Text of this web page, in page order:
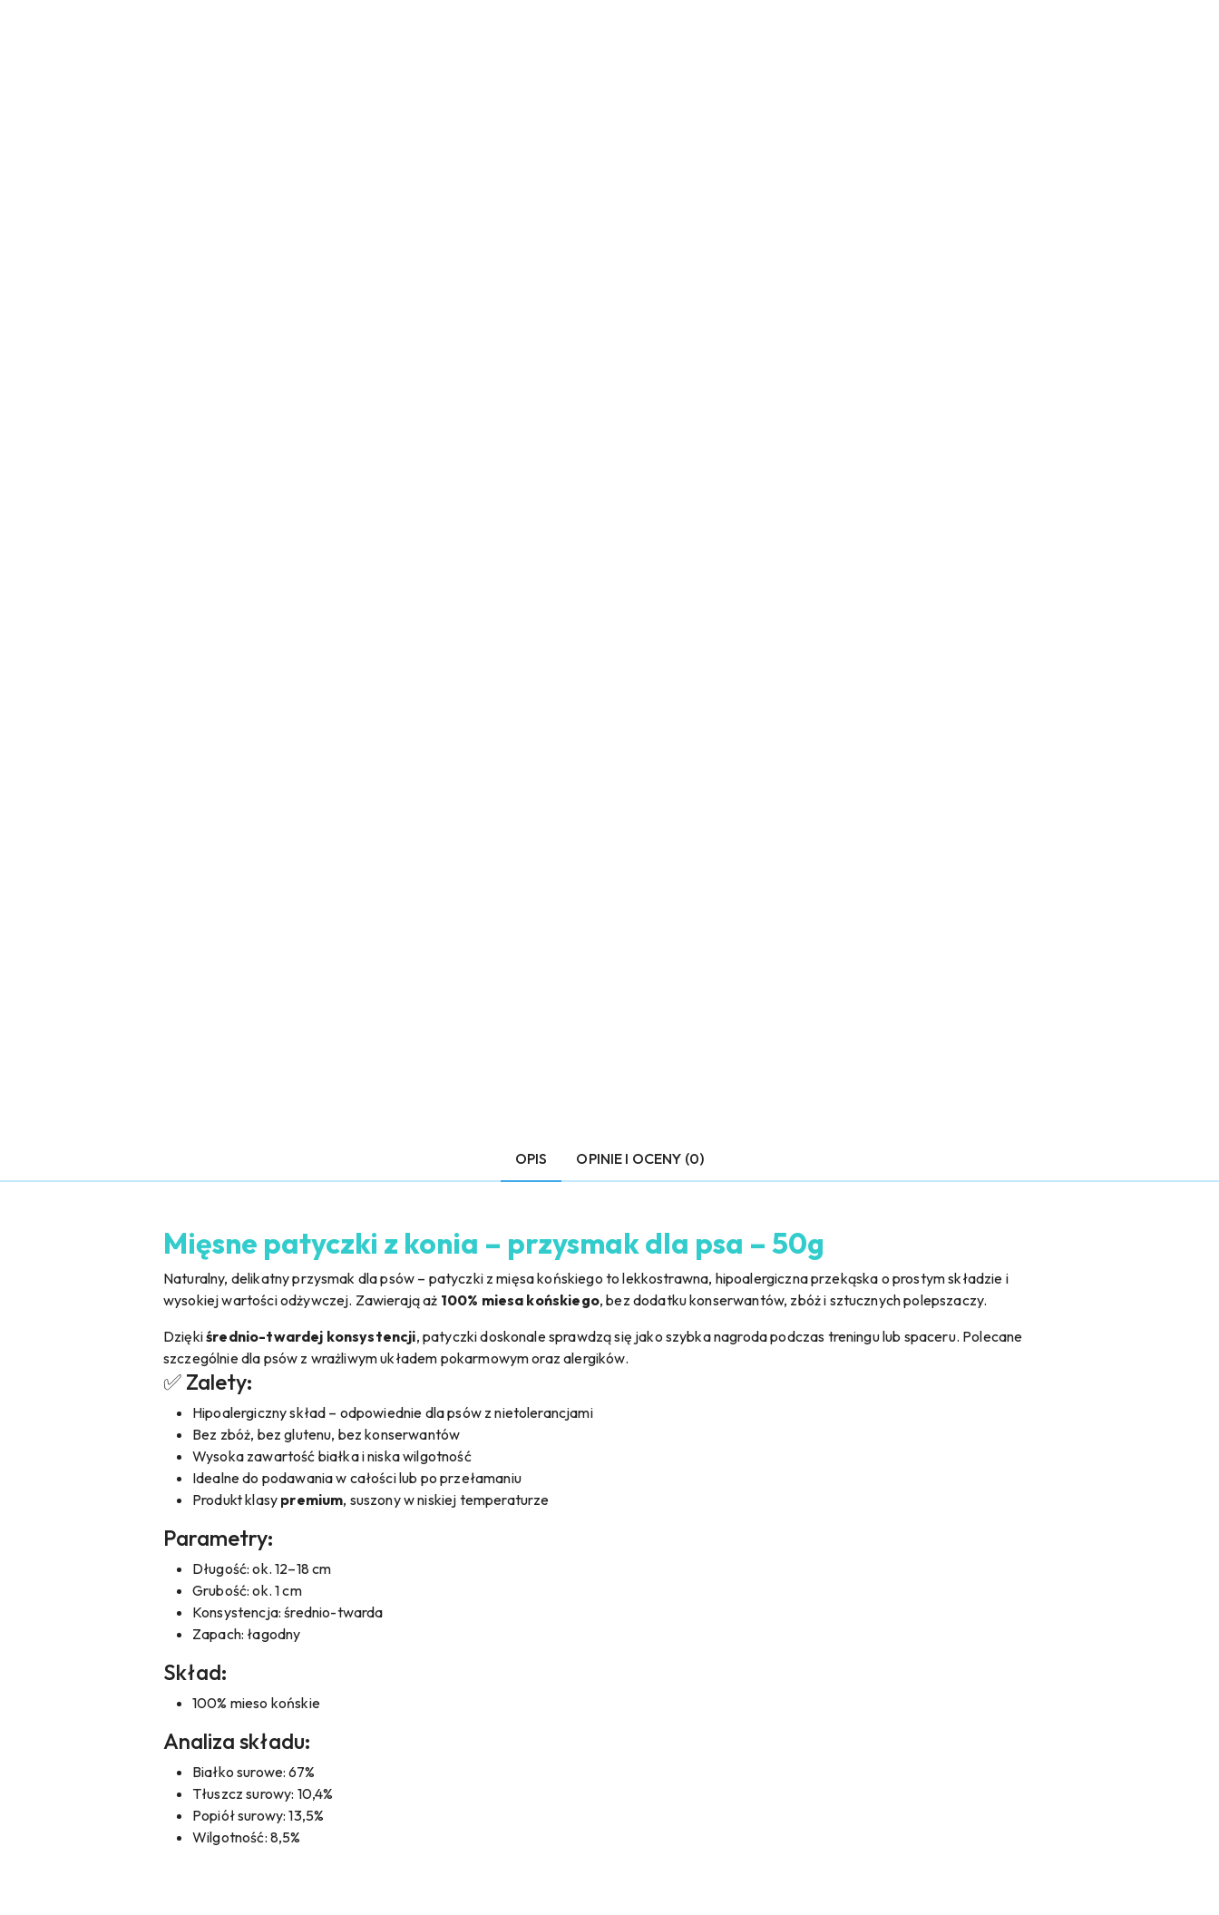
OPIS OPINIE I OCENY (0)
Mięsne patyczki z konia – przysmak dla psa – 50g
Naturalny, delikatny przysmak dla psów – patyczki z mięsa końskiego to lekkostrawna, hipoalergiczna przekąska o prostym składzie i
wysokiej wartości odżywczej. Zawierają aż 100% miesa końskiego, bez dodatku konserwantów, zbóż i sztucznych polepszaczy.
Dziękiśrednio-twardej konsystencji, patyczki doskonale sprawdzą się jako szybka nagroda podczas treningu lub spaceru. Polecane
szczególnie dla psów z wrażliwym układem pokarmowym oraz alergików.
✅ Zalety:
Hipoalergiczny skład – odpowiednie dla psów z nietolerancjami
Bez zbóż, bez glutenu, bez konserwantów
Wysoka zawartość białka i niska wilgotność
Idealne do podawania w całości lub po przełamaniu
Produkt klasy premium, suszony w niskiej temperaturze
Parametry:
Długość: ok. 12–18 cm
Grubość: ok. 1 cm
Konsystencja: średnio-twarda
Zapach: łagodny
Skład:
100% mieso końskie
Analiza składu:
Białko surowe: 67%
Tłuszcz surowy: 10,4%
Popiół surowy: 13,5%
Wilgotność: 8,5%